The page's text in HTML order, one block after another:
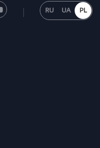
RU UA PL